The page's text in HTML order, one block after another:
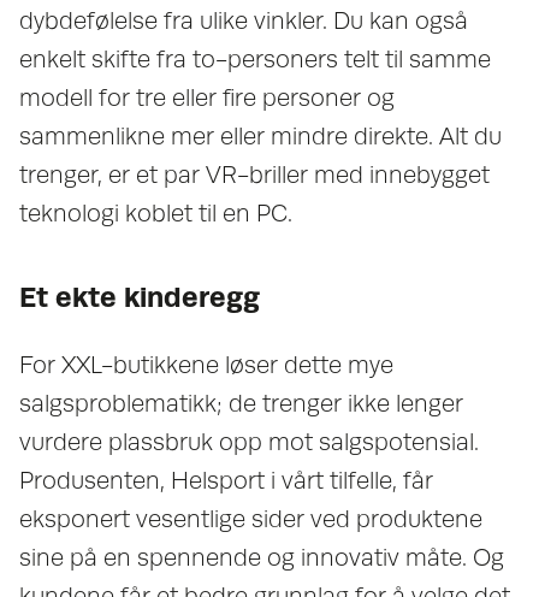
dybdefølelse fra ulike vinkler. Du kan også
enkelt skifte fra to-personers telt til samme
modell for tre eller fire personer og
sammenlikne mer eller mindre direkte. Alt du
trenger, er et par VR-briller med innebygget
teknologi koblet til en PC.
Et ekte kinderegg
For XXL-butikkene løser dette mye
salgsproblematikk; de trenger ikke lenger
vurdere plassbruk opp mot salgspotensial.
Produsenten, Helsport i vårt tilfelle, får
eksponert vesentlige sider ved produktene
sine på en spennende og innovativ måte. Og